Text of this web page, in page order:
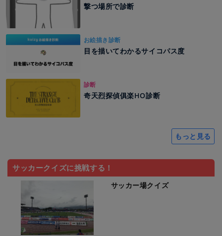
撃つ場所で診断
お絵描き診断
目を描いてわかるサイコパス度
診断
奇天烈探偵俱楽HO診断
もっと見る
サッカークイズに挑戦する！
サッカー場クイズ